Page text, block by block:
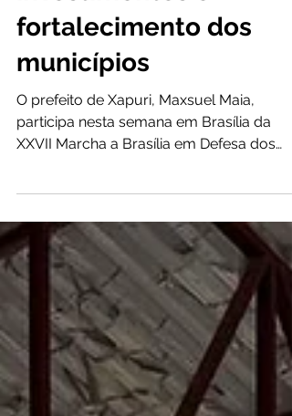
participa da Marcha
dos Prefeitos em
Brasília em busca de
investimentos e
fortalecimento dos
municípios
O prefeito de Xapuri, Maxsuel Maia,
participa nesta semana em Brasília da
XXVII Marcha a Brasília em Defesa dos
Municípios, conhecida nacionalmente
como Marcha dos Prefeitos. O evento
reúne gestores municipais de todo o país
em uma ampla agenda de debates,
articulações institucionais e discussão de
pautas prioritárias para os municípios